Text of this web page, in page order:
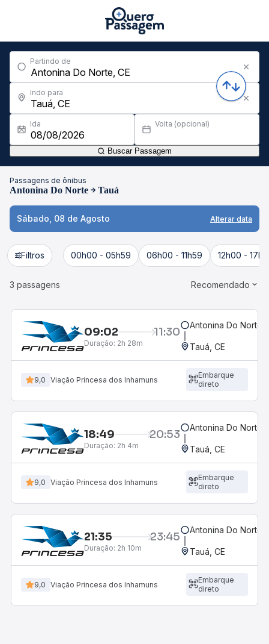
Partindo de
Indo para
Ida Volta (opcional)
Buscar Passagem
Passagens de ônibus
Antonina Do Norte Tauá
Sábado, 08 de Agosto Alterar data
Filtros 00h00 - 05h59 06h00 - 11h59 12h00 -
3 passagens Recomendado
09:02 11:30
Duração: 2h 28m
Antonina Do Norte,
Tauá, CE
9,0 Viação Princesa dos Inhamuns
Embarque
direto
18:49 20:53
Duração: 2h 4m
Antonina Do Norte,
Tauá, CE
9,0 Viação Princesa dos Inhamuns
Embarque
direto
21:35 23:45
Duração: 2h 10m
Antonina Do Norte,
Tauá, CE
9,0 Viação Princesa dos Inhamuns
Embarque
direto